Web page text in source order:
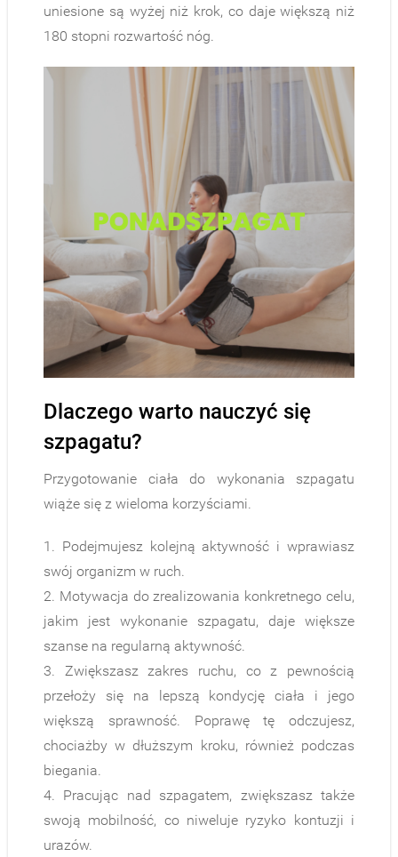
uniesione są wyżej niż krok, co daje większą niż
180 stopni rozwartość nóg.
Dlaczego warto nauczyć się
szpagatu?
Przygotowanie ciała do wykonania szpagatu
wiąże się z wieloma korzyściami.
1. Podejmujesz kolejną aktywność i wprawiasz
swój organizm w ruch.
2. Motywacja do zrealizowania konkretnego celu,
jakim jest wykonanie szpagatu, daje większe
szanse na regularną aktywność.
3. Zwiększasz zakres ruchu, co z pewnością
przełoży się na lepszą kondycję ciała i jego
większą sprawność. Poprawę tę odczujesz,
chociażby w dłuższym kroku, również podczas
biegania.
4. Pracując nad szpagatem, zwiększasz także
swoją mobilność, co niweluje ryzyko kontuzji i
urazów.